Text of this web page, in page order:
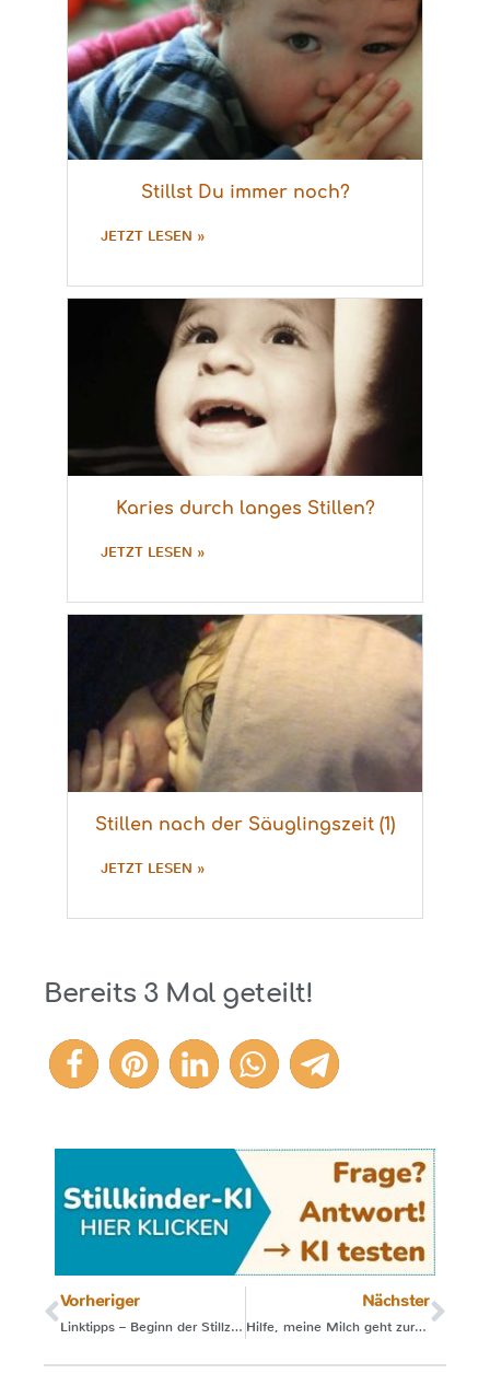
Stillst Du immer noch?
JETZT LESEN »
Karies durch langes Stillen?
JETZT LESEN »
Stillen nach der Säuglingszeit (1)
JETZT LESEN »
Bereits 3Mal geteilt!
3
Vorheriger
Linktipps – Beginn der Stillzeit
Nächster
Hilfe, meine Milch geht zurück